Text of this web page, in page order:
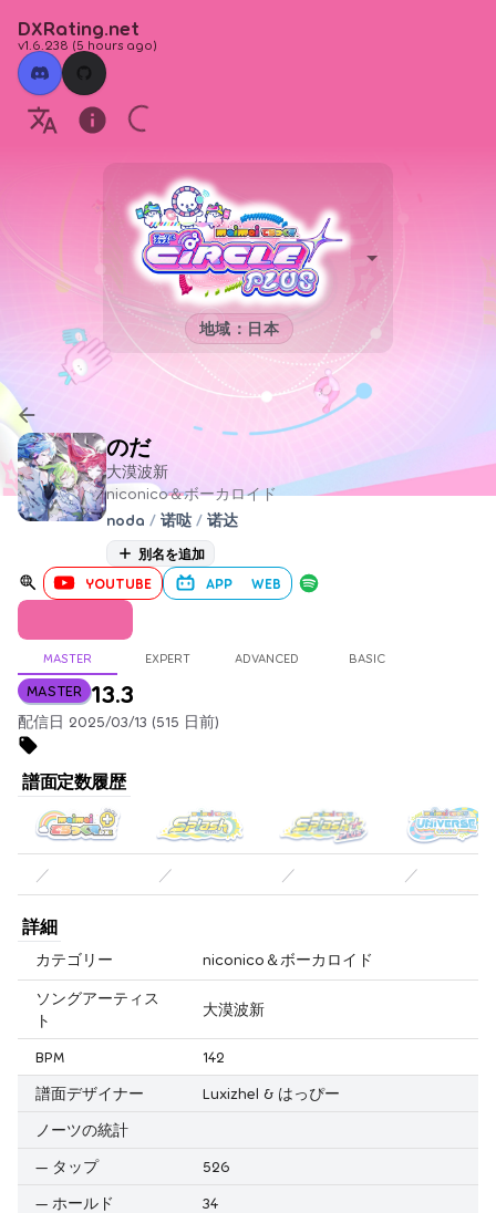
DXRating.net
v1.6.238 (5 hours ago)
地域：日本
のだ
大漠波新
niconico＆ボーカロイド
noda / 诺哒 / 诺达
別名を追加
YOUTUBE APP WEB
MASTER EXPERT ADVANCED BASIC
MASTER 13.3
配信日 2025/03/13 (515 日前)
譜面定数履歴
／ ／ ／ ／
詳細
カテゴリー niconico＆ボーカロイド
ソングアーティス
ト
大漠波新
BPM
142
譜面デザイナー
Luxizhel & はっぴー
ノーツの統計
— タップ
526
— ホールド
34